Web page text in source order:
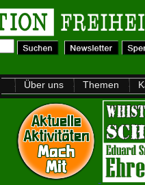
Über uns Themen